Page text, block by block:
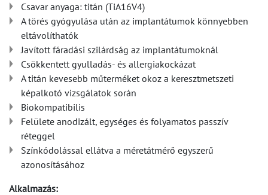
Csavar anyaga: titán (TiA16V4)
A törés gyógyulása után az implantátumok könnyebben
eltávolíthatók
Javított fáradási szilárdság az implantátumoknál
Csökkentett gyulladás- és allergiakockázat
A titán kevesebb műterméket okoz a keresztmetszeti
képalkotó vizsgálatok során
Biokompatibilis
Felülete anodizált, egységes és folyamatos passzív
réteggel
Színkódolással ellátva a méretátmérő egyszerű
azonosításához
Alkalmazás: